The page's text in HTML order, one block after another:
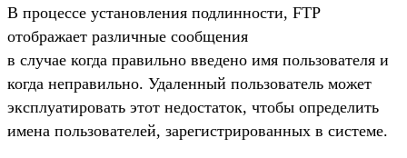
В процессе установления подлинности, FTP
отображает различные сообщения
в случае когда правильно введено имя пользователя и
когда неправильно. Удаленный пользователь может
эксплуатировать этот недостаток, чтобы определить
имена пользователей, зарегистрированных в системе.